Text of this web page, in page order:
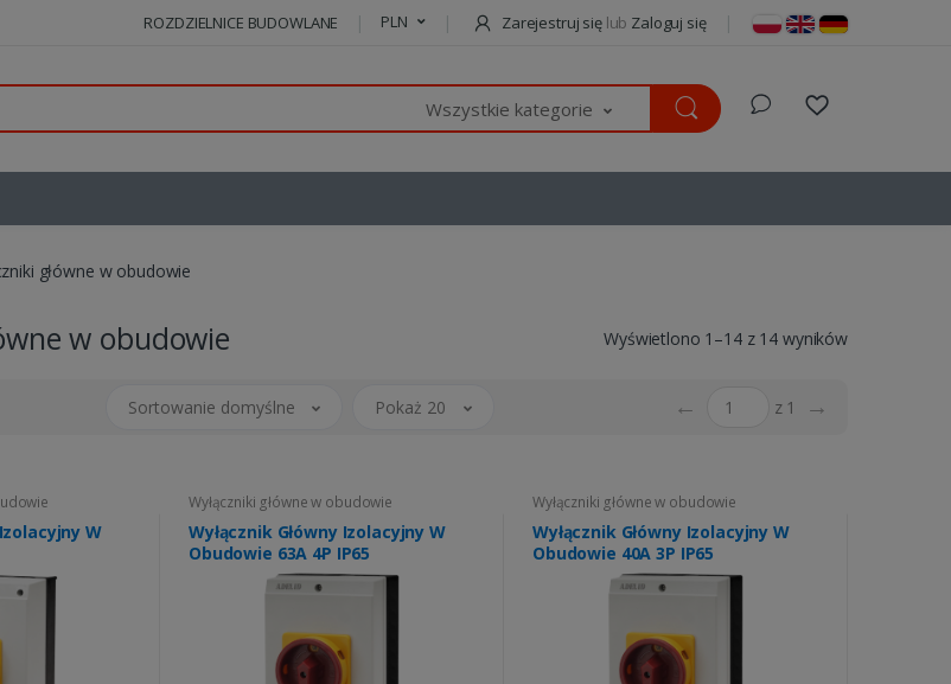
ROZDZIELNICE BUDOWLANE PLN Zarejestruj się lub Zaloguj się
Wszystkie kategorie
główne w obudowie
w obudowie Wyświetlono 1–14 z 14 wyników
Sortowanie domyślne Pokaż 20 ← z 1 →
W
Wyłączniki główne w obudowie
Wyłącznik Główny Izolacyjny W
Obudowie 63A 4P IP65
Wyłączniki główne w obudowie
Wyłącznik Główny Izolacyjny W
Obudowie 40A 3P IP65